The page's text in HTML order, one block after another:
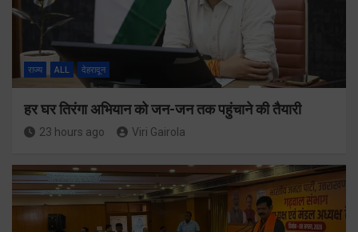
राज्य ALL देहरादून
हर घर तिरंगा अभियान को जन-जन तक पहुंचाने की तैयारी
23 hours ago Viri Gairola